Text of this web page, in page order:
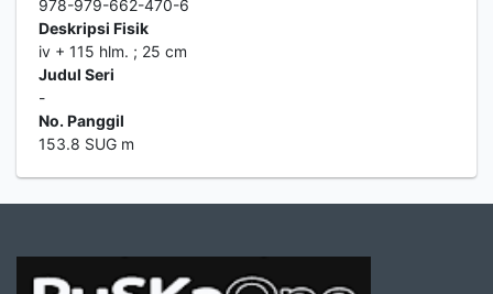
978-979-662-470-6
Deskripsi Fisik
iv + 115 hlm. ; 25 cm
Judul Seri
-
No. Panggil
153.8 SUG m